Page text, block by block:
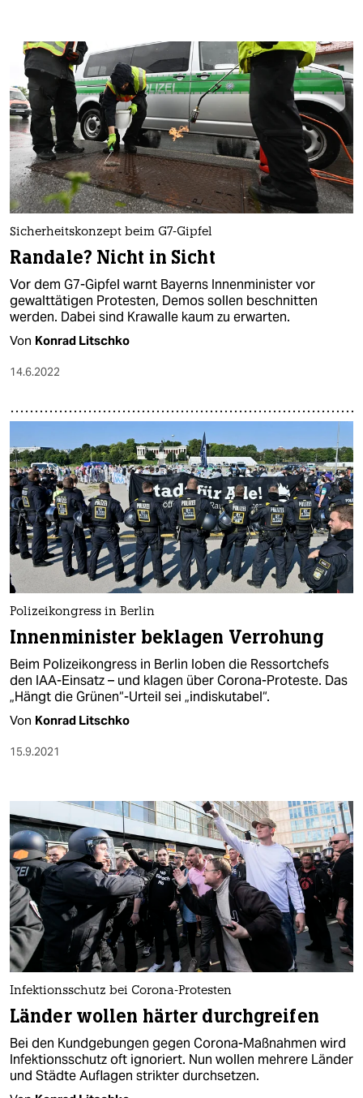
Sicherheitskonzept beim G7-Gipfel
Randale? Nicht in Sicht
Vor dem G7-Gipfel warnt Bayerns Innenminister vor
gewalttätigen Protesten, Demos sollen beschnitten
werden. Dabei sind Krawalle kaum zu erwarten.
Von Konrad Litschko
14.6.2022
Polizeikongress in Berlin
Innenminister beklagen Verrohung
Beim Polizeikongress in Berlin loben die Ressortchefs
den IAA-Einsatz – und klagen über Corona-Proteste. Das
„Hängt die Grünen“-Urteil sei „indiskutabel“.
Von Konrad Litschko
15.9.2021
Infektionsschutz bei Corona-Protesten
Länder wollen härter durchgreifen
Bei den Kundgebungen gegen Corona-Maßnahmen wird
Infektionsschutz oft ignoriert. Nun wollen mehrere Länder
und Städte Auflagen strikter durchsetzen.